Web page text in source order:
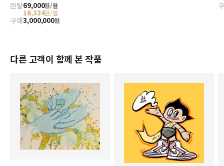
렌탈69,000원/월
16,334원/월
구매3,000,000원
다른 고객이 함께 본 작품